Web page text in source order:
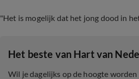
"Het is mogelijk dat het jong dood in
Het beste van Hart van
Wil je dagelijks op de hoogte